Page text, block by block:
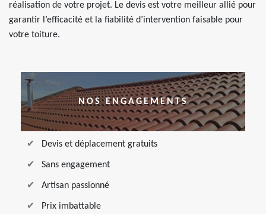
réalisation de votre projet. Le devis est votre meilleur allié pour
garantir l’efficacité et la fiabilité d’intervention faisable pour
votre toiture.
NOS ENGAGEMENTS
Devis et déplacement gratuits
Sans engagement
Artisan passionné
Prix imbattable